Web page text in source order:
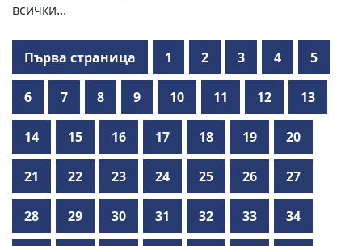
всички...
Първа страница 1 2 3 4 5
6 7 8 9 10 11 12 13
14 15 16 17 18 19 20
21 22 23 24 25 26 27
28 29 30 31 32 33 34